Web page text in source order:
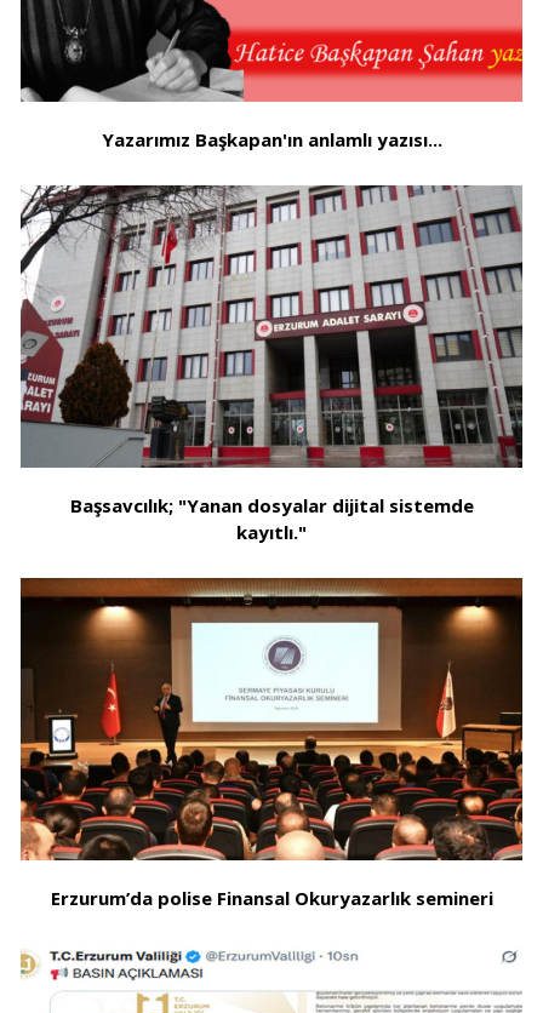
Yazarımız Başkapan'ın anlamlı yazısı...
Başsavcılık; "Yanan dosyalar dijital sistemde
kayıtlı."
Erzurum’da polise Finansal Okuryazarlık semineri